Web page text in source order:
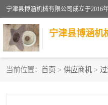
宁津县博涵机
当前位置： 首页 > 供应商机 > 过